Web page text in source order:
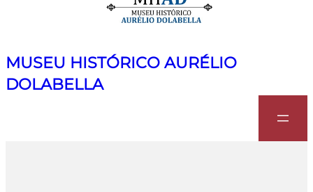
MUSEU HISTÓRICO AURÉLIO
DOLABELLA